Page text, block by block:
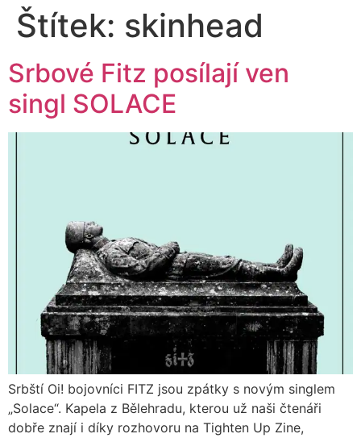
Štítek: skinhead
Srbové Fitz posílají ven
singl SOLACE
Srbští Oi! bojovníci FITZ jsou zpátky s novým singlem
„Solace“. Kapela z Bělehradu, kterou už naši čtenáři
dobře znají i díky rozhovoru na Tighten Up Zine,